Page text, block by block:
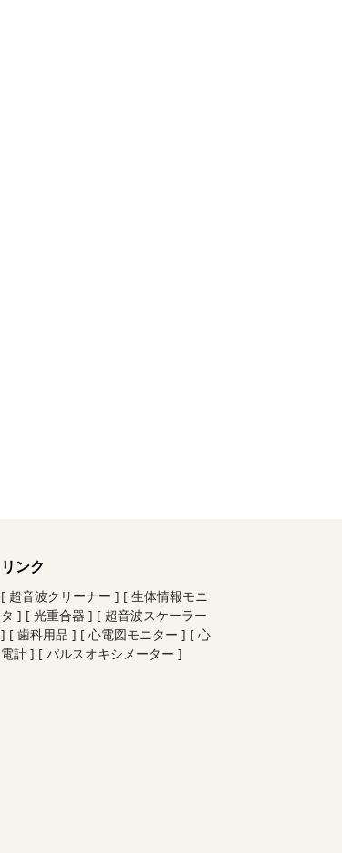
リンク
[ 超音波クリーナー ] [ 生体情報モニ
タ ] [ 光重合器 ] [ 超音波スケーラー
] [ 歯科用品 ] [ 心電図モニター ] [ 心
電計 ] [ パルスオキシメーター ]